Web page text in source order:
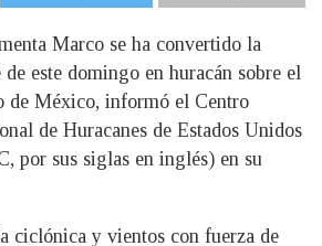
Marco se ha convertido la
de este domingo en huracán sobre el
de México, informó el Centro
de Huracanes de Estados Unidos
por sus siglas en inglés) en su
ciclónica y vientos con fuerza de